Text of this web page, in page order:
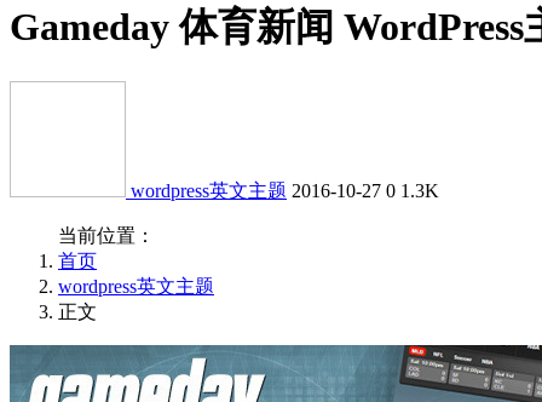
Gameday 体育新闻
wordpress英文主题 2016-10-27 0 1.3K
当前位置：
首页
wordpress英文主题
正文